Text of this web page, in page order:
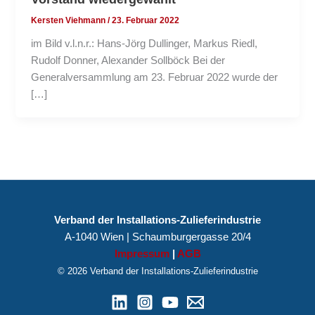
Kersten Viehmann/23. Februar 2022
im Bild v.l.n.r.: Hans-Jörg Dullinger, Markus Riedl,
Rudolf Donner, Alexander Sollböck Bei der
Generalversammlung am 23. Februar 2022 wurde der
[…]
Verband der Installations-Zulieferindustrie
A-1040 Wien | Schaumburgergasse 20/4
Impressum
AGB
© 2026 Verband der Installations-Zulieferindustrie